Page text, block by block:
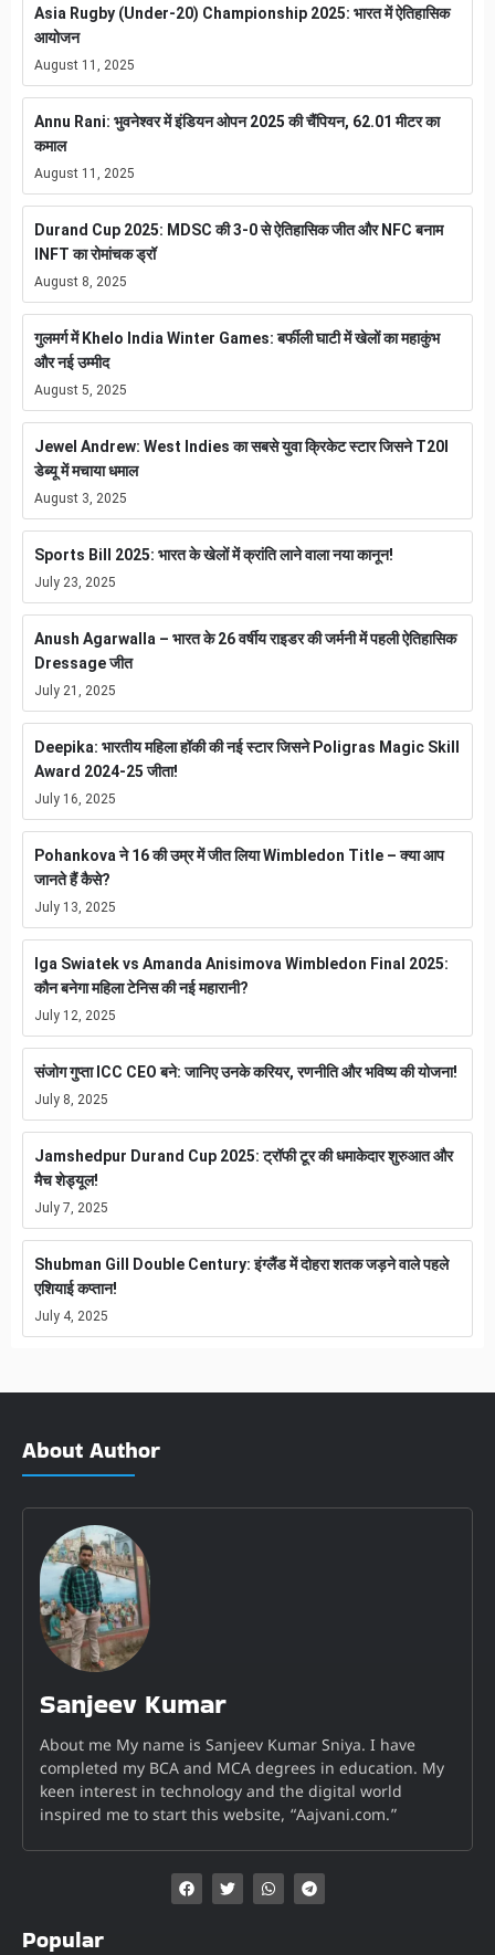
Asia Rugby (Under-20) Championship 2025: भारत में ऐतिहासिक
आयोजन
August 11, 2025
Annu Rani: भुवनेश्वर में इंडियन ओपन 2025 की चैंपियन, 62.01 मीटर का
कमाल
August 11, 2025
Durand Cup 2025: MDSC की 3-0 से ऐतिहासिक जीत और NFC बनाम
INFT का रोमांचक ड्रॉ
August 8, 2025
गुलमर्ग में Khelo India Winter Games: बर्फीली घाटी में खेलों का महाकुंभ
और नई उम्मीद
August 5, 2025
Jewel Andrew: West Indies का सबसे युवा क्रिकेट स्टार जिसने T20I
डेब्यू में मचाया धमाल
August 3, 2025
Sports Bill 2025: भारत के खेलों में क्रांति लाने वाला नया कानून!
July 23, 2025
Anush Agarwalla – भारत के 26 वर्षीय राइडर की जर्मनी में पहली ऐतिहासिक
Dressage जीत
July 21, 2025
Deepika: भारतीय महिला हॉकी की नई स्टार जिसने Poligras Magic Skill
Award 2024-25 जीता!
July 16, 2025
Pohankova ने 16 की उम्र में जीत लिया Wimbledon Title – क्या आप
जानते हैं कैसे?
July 13, 2025
Iga Swiatek vs Amanda Anisimova Wimbledon Final 2025:
कौन बनेगा महिला टेनिस की नई महारानी?
July 12, 2025
संजोग गुप्ता ICC CEO बने: जानिए उनके करियर, रणनीति और भविष्य की योजना!
July 8, 2025
Jamshedpur Durand Cup 2025: ट्रॉफी टूर की धमाकेदार शुरुआत और
मैच शेड्यूल!
July 7, 2025
Shubman Gill Double Century: इंग्लैंड में दोहरा शतक जड़ने वाले पहले
एशियाई कप्तान!
July 4, 2025
About Author
Sanjeev Kumar
About me My name is Sanjeev Kumar Sniya. I have
completed my BCA and MCA degrees in education. My
keen interest in technology and the digital world
inspired me to start this website, “Aajvani.com.”
Popular